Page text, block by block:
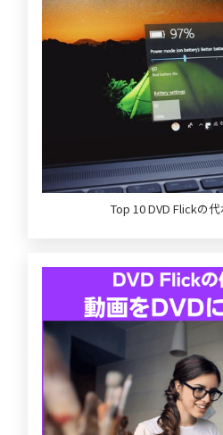
Top 10 DVD Flickの